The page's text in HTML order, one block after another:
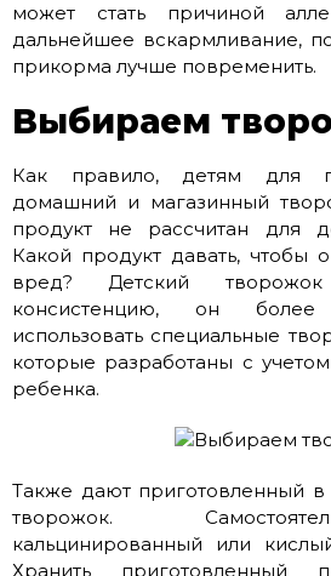
может стать причиной
дальнейшее вскармливание,
прикорма лучше повременить.
Выбираем
Как правило, детям для
домашний и магазинный
продукт не рассчитан для
Какой продукт давать, чтобы
вред? Детский
консистенцию, он
использовать специальные
которые разработаны с
ребенка.
Также дают приготовленный
творожок.
кальцинированный или
Хранить приготовленный